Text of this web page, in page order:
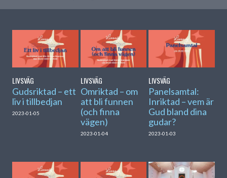
LIVSVÄG
Gudsriktad – ett
liv i tillbedjan
2023-01-05
LIVSVÄG
Omriktad – om
att bli funnen
(och finna
vägen)
2023-01-04
LIVSVÄG
Panelsamtal:
Inriktad – vem är
Gud bland dina
gudar?
2023-01-03